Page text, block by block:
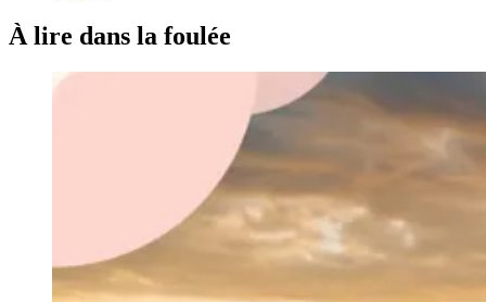
À lire dans la foulée